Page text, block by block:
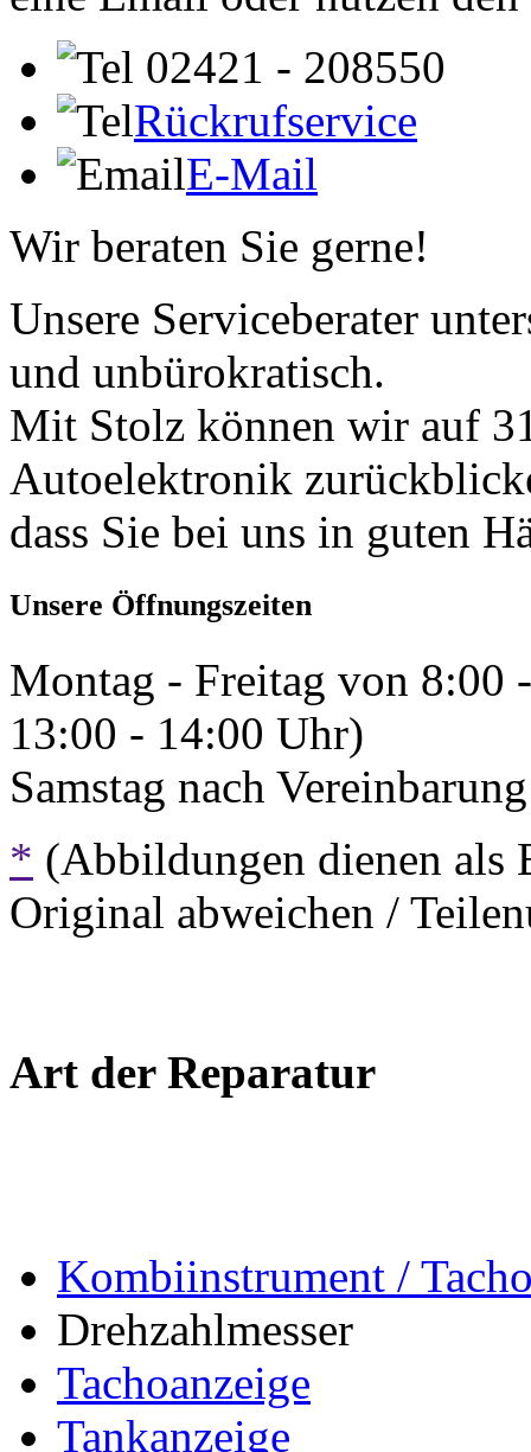
02421 - 208550
Rückrufservice
E-Mail
Wir beraten Sie gerne!
Unsere Serviceberater
und unbürokratisch.
Mit Stolz können wir auf
Autoelektronik
dass Sie bei uns in guten
Unsere Öffnungszeiten
Montag - Freitag von 8:00
13:00 - 14:00 Uhr)
Samstag nach
* (Abbildungen dienen als
Original abweichen /
Art der Reparatur
Kombiinstrument /
Drehzahlmesser
Tachoanzeige
Tankanzeige